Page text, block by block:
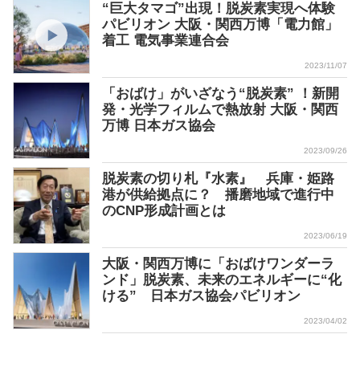
“巨大タマゴ”出現！脱炭素実現へ体験
パビリオン 大阪・関西万博「電力館」
着工 電気事業連合会
2023/11/07
「おばけ」がいざなう“脱炭素” ！新開
発・光学フィルムで熱放射 大阪・関西
万博 日本ガス協会
2023/09/26
脱炭素の切り札『水素』 兵庫・姫路
港が供給拠点に？ 播磨地域で進行中
のCNP形成計画とは
2023/06/19
大阪・関西万博に「おばけワンダーラ
ンド」脱炭素、未来のエネルギーに“化
ける” 日本ガス協会パビリオン
2023/04/02